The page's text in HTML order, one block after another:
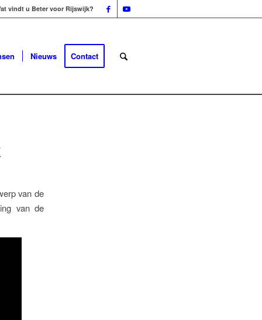
vindt u Beter voor Rijswijk?
Nieuws Contact
van de
van de